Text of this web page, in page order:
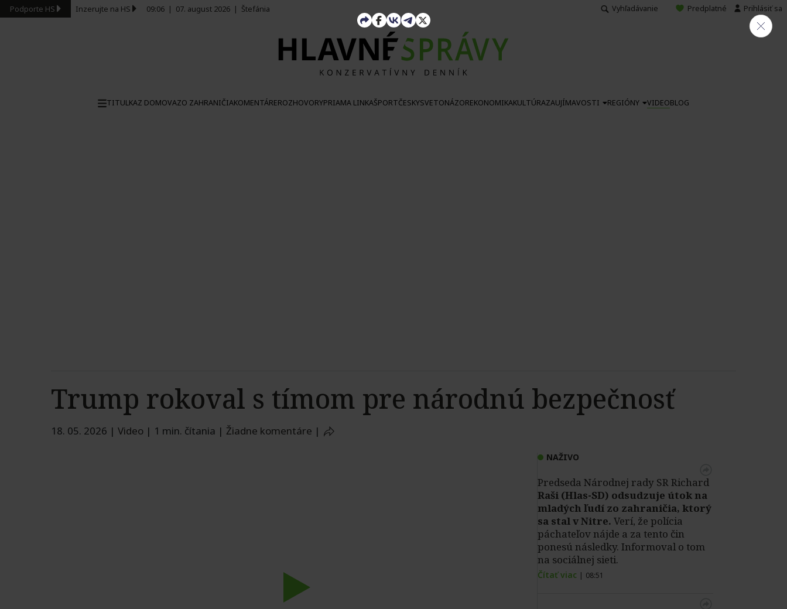
Podporte HS Inzerujte na HS 09:06 | 07. august 2026 | Štefánia Vyhľadávanie Predplatné Prihlásiť sa
TITULKAZ DOMOVAZO ZAHRANIČIAKOMENTÁREROZHOVORYPRIAMA LINKAŠPORTČESKYSVETONÁZOREKONOMIKAKULTÚRAZAUJÍMAVOSTI REGIÓNY VIDEOBLOG
Trump rokoval s tímom pre národnú bezpečnosť
18. 05. 2026 | Video | 1 min. čítania | Žiadne komentáre |
NAŽIVO
Predseda Národnej rady SR Richard
Raši (Hlas-SD) odsudzuje útok na
mladých ľudí zo zahraničia, ktorý
sa stal v Nitre. Verí, že polícia
páchateľov nájde a za tento čin
ponesú následky. Informoval o tom
na sociálnej sieti.
Čítať viac | 08:51